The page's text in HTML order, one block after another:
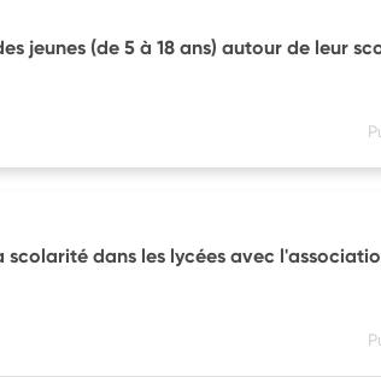
jeunes (de 5 à 18 ans) autour de leur
dans les lycées avec